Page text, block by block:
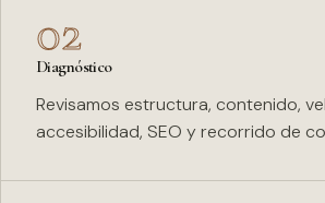
02
Diagnóstico
Revisamos estructura, contenido,
accesibilidad, SEO y recorrido de